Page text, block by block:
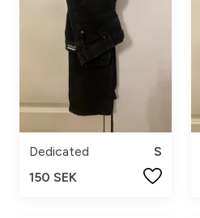
Dedicated
S
150 SEK